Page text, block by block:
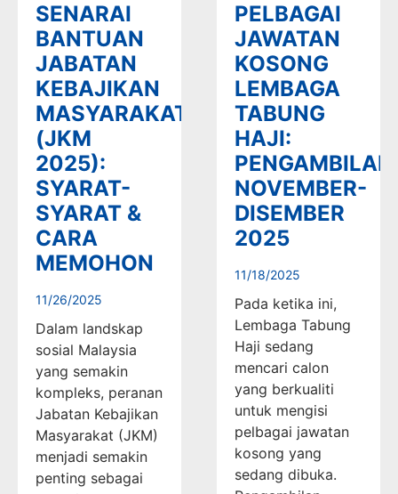
SENARAI
BANTUAN
JABATAN
KEBAJIKAN
MASYARAKAT
(JKM
2025):
SYARAT-
SYARAT &
CARA
MEMOHON
11/26/2025
Dalam landskap
sosial Malaysia
yang semakin
kompleks, peranan
Jabatan Kebajikan
Masyarakat (JKM)
menjadi semakin
penting sebagai
PELBAGAI
JAWATAN
KOSONG
LEMBAGA
TABUNG
HAJI:
PENGAMBILAN
NOVEMBER-
DISEMBER
2025
11/18/2025
Pada ketika ini,
Lembaga Tabung
Haji sedang
mencari calon
yang berkualiti
untuk mengisi
pelbagai jawatan
kosong yang
sedang dibuka.